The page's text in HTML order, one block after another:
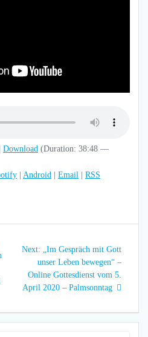
Download (Duration: 38:48 —
Android Email RSS
Next:
Next
post:
„Im Gespräch mit Gott
unser Leben bewegen“ –
Online Gottesdienst vom 5.
April 2020 – Palmsonntag